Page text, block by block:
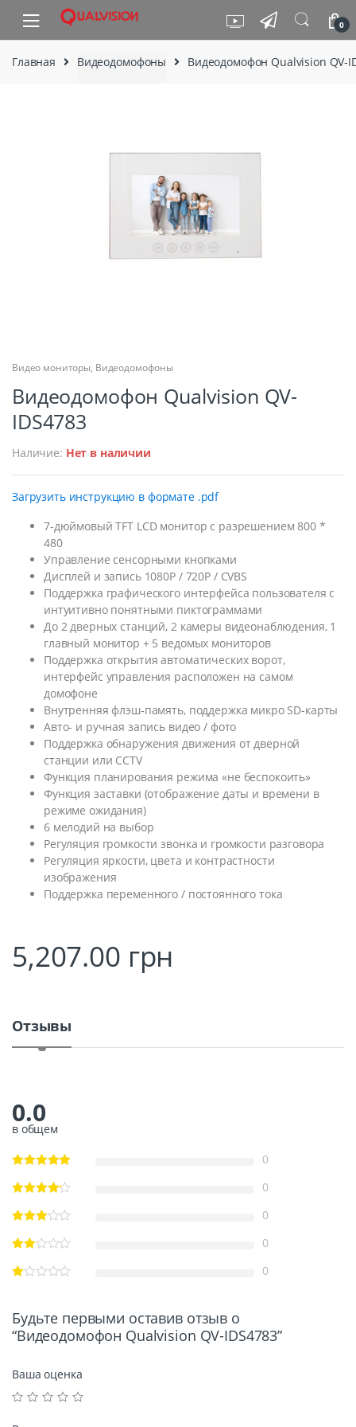
Skip to navigation
Skip to content
0
Главная Видеодомофоны Видеодомофон Qualvision QV-
Видео мониторы, Видеодомофоны
Видеодомофон Qualvision QV-
IDS4783
Наличие: Нет в наличии
Загрузить инструкцию в формате .pdf
7-дюймовый TFT LCD монитор с разрешением 800 *
480
Управление сенсорными кнопками
Дисплей и запись 1080P / 720P / CVBS
Поддержка графического интерфейса пользователя с
интуитивно понятными пиктограммами
До 2 дверных станций, 2 камеры видеонаблюдения, 1
главный монитор + 5 ведомых мониторов
Поддержка открытия автоматических ворот,
интерфейс управления расположен на самом
домофоне
Внутренняя флэш-память, поддержка микро SD-карты
Авто- и ручная запись видео / фото
Поддержка обнаружения движения от дверной
станции или CCTV
Функция планирования режима «не беспокоить»
Функция заставки (отображение даты и времени в
режиме ожидания)
6 мелодий на выбор
Регуляция громкости звонка и громкости разговора
Регуляция яркости, цвета и контрастности
изображения
Поддержка переменного / постоянного тока
5,207.00 грн
Отзывы
0.0
в общем
0
0
0
0
0
Будьте первыми оставив отзыв о
“Видеодомофон Qualvision QV-IDS4783”
Ваша оценка